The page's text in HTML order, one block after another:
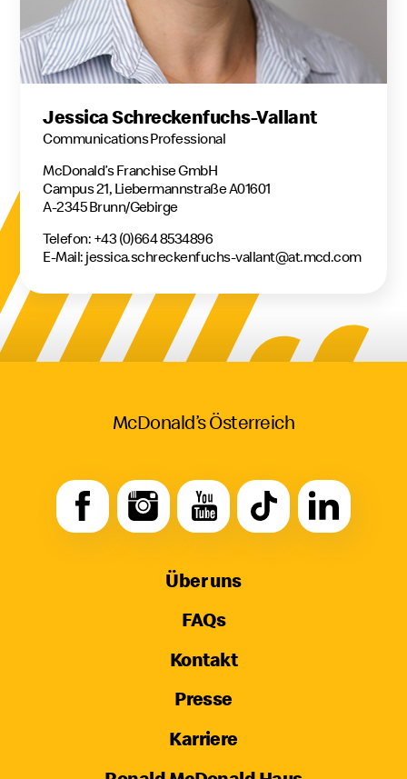
Jessica Schreckenfuchs-Vallant
Communications Professional
McDonald’s Franchise GmbH
Campus 21, Liebermannstraße A01601
A-2345 Brunn/Gebirge
Telefon: +43 (0)664 8534896
E-Mail: jessica.schreckenfuchs-vallant@at.mcd.com
McDonald’s Österreich
Über uns
FAQs
Kontakt
Presse
Karriere